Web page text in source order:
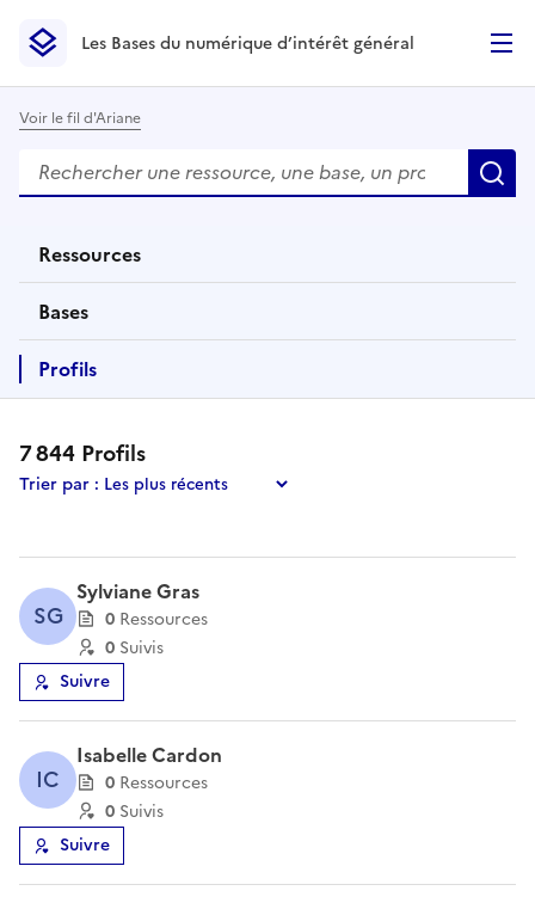
Les Bases du numérique d’intérêt général- Retour à la
Les Bases du numérique d’intérêt général
Voir le fil d'Ariane
Rechercher
Des résultats de recherche apparaissent
Ressources
éléments
Bases
éléments
Profils
éléments
7 844 Profils
Trier par :
SG
Sylviane Gras
0 Ressources
0 Suivis
Suivre
IC
Isabelle Cardon
0 Ressources
0 Suivis
Suivre